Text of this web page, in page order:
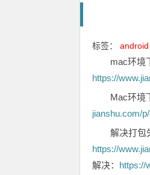
标签： android
mac环境
https://
Mac环境
jianshu.com/
解决打包
https://
解决： https://